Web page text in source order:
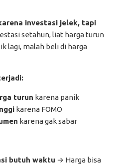
investasi jelek, tapi
setahun, liat harga turun
lagi, malah beli di harga
turun karena panik
karena FOMO
karena gak sabar
butuh waktu → Harga bisa